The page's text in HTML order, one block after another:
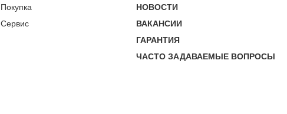
Покупка
Сервис
НОВОСТИ
ВАКАНСИИ
ГАРАНТИЯ
ЧАСТО ЗАДАВАЕМЫЕ ВОПРОСЫ